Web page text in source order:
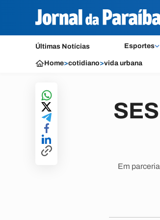
Últimas Notícias Esportes
Home>cotidiano>vida urbana
Em